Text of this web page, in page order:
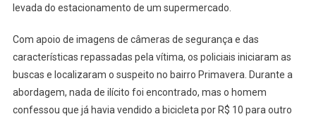
levada do estacionamento de um supermercado.
Com apoio de imagens de câmeras de segurança e das
características repassadas pela vítima, os policiais iniciaram as
buscas e localizaram o suspeito no bairro Primavera. Durante a
abordagem, nada de ilícito foi encontrado, mas o homem
confessou que já havia vendido a bicicleta por R$ 10 para outro